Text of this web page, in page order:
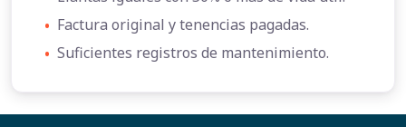
• Factura original y tenencias pagadas.
• Suficientes registros de mantenimiento.